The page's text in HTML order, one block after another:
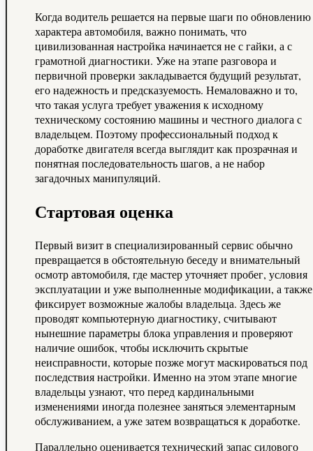
Когда водитель решается на первые шаги по обновлению
характера автомобиля, важно понимать, что
цивилизованная настройка начинается не с гайки, а с
грамотной диагностики. Уже на этапе разговора и
первичной проверки закладывается будущий результат,
его надежность и предсказуемость. Немаловажно и то,
что такая услуга требует уважения к исходному
техническому состоянию машины и честного диалога с
владельцем. Поэтому профессиональный подход к
доработке двигателя всегда выглядит как прозрачная и
понятная последовательность шагов, а не набор
загадочных манипуляций.
Стартовая оценка
Первый визит в специализированный сервис обычно
превращается в обстоятельную беседу и внимательный
осмотр автомобиля, где мастер уточняет пробег, условия
эксплуатации и уже выполненные модификации, а также
фиксирует возможные жалобы владельца. Здесь же
проводят компьютерную диагностику, считывают
нынешние параметры блока управления и проверяют
наличие ошибок, чтобы исключить скрытые
неисправности, которые позже могут маскироваться под
последствия настройки. Именно на этом этапе многие
владельцы узнают, что перед кардинальными
изменениями иногда полезнее заняться элементарным
обслуживанием, а уже затем возвращаться к доработке.
Параллельно оценивается технический запас силового